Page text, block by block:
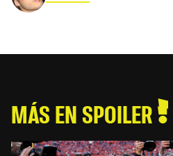
MÁS EN SPOILER